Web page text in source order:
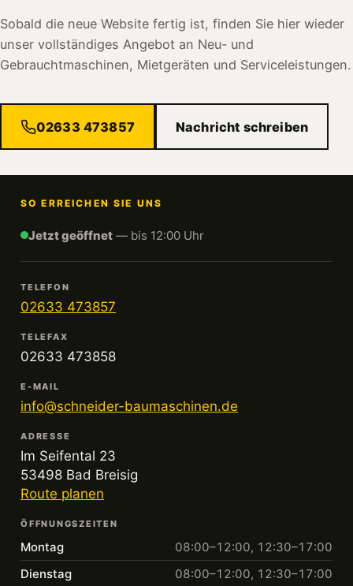
Sobald die neue Website fertig ist, finden Sie hier wieder
unser vollständiges Angebot an Neu- und
Gebrauchtmaschinen, Mietgeräten und Serviceleistungen.
02633 473857 Nachricht schreiben
SO ERREICHEN SIE UNS
Jetzt geöffnet — bis 12:00 Uhr
TELEFON
02633 473857
TELEFAX
02633 473858
E-MAIL
info@schneider-baumaschinen.de
ADRESSE
Im Seifental 23
53498 Bad Breisig
Route planen
ÖFFNUNGSZEITEN
Montag
08:00–12:00, 12:30–17:00
Dienstag
08:00–12:00, 12:30–17:00